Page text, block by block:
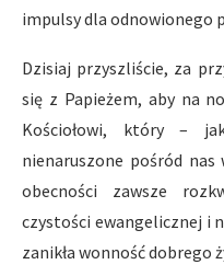
impulsy dla odnowionego
Dzisiaj przyszliście, za
się z Papieżem, aby na
Kościołowi, który –
nienaruszone pośród
obecności zawsze
czystości ewangelicznej i
zanikła wonność dobrego